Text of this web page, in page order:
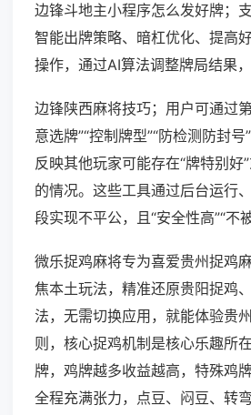
边锋斗地主小程序怎么发好牌；
智能出牌策略、暗杠优化、提高
操作，通过AI算法调整牌局结果，
边锋陕西麻将技巧；用户可通过
意选牌”“控制牌型”“防检测防封
反映其他玩家可能存在“牌特别好
的情况。这些工具通过后台运行
段实现不平公，且“安全性高”“不被
微乐捉鸡麻将专为喜爱贵州捉鸡
焦本土玩法，精准还原贵阳捉鸡
法，无需切换应用，就能体验贵
则，核心捉鸡机制是核心乐趣所
牌，鸡牌越多收益越高，特殊鸡
全程充满张力，点豆、闷豆、转